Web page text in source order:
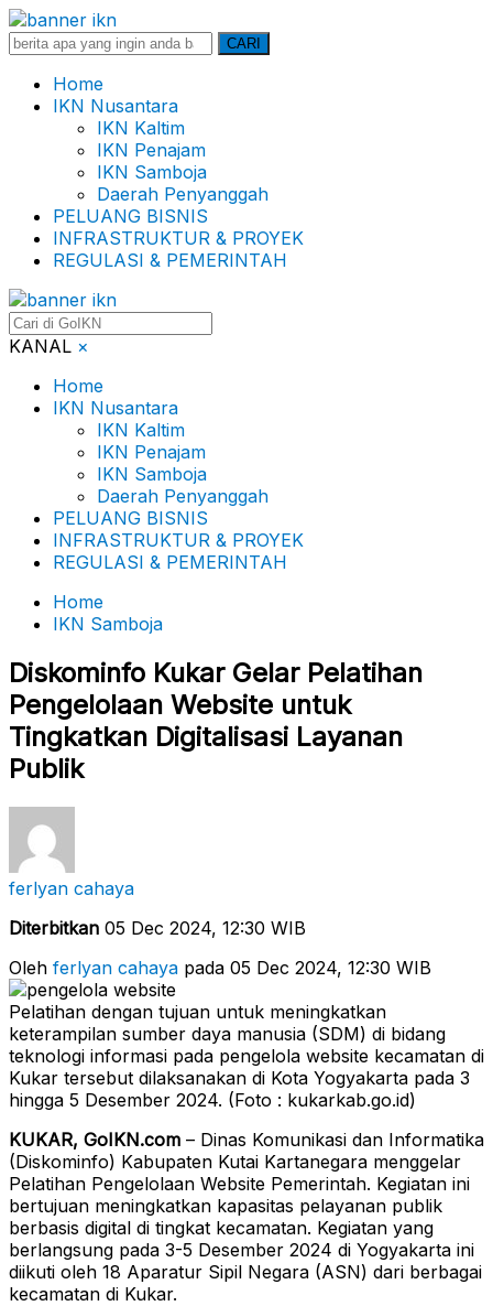
Search
CARI
Home
IKN Nusantara
IKN Kaltim
IKN Penajam
IKN Samboja
Daerah Penyanggah
PELUANG BISNIS
INFRASTRUKTUR & PROYEK
REGULASI & PEMERINTAH
KANAL ×
Home
IKN Nusantara
IKN Kaltim
IKN Penajam
IKN Samboja
Daerah Penyanggah
PELUANG BISNIS
INFRASTRUKTUR & PROYEK
REGULASI & PEMERINTAH
Home
IKN Samboja
Diskominfo Kukar Gelar Pelatihan
Pengelolaan Website untuk
Tingkatkan Digitalisasi Layanan
Publik
ferlyan cahaya
Diterbitkan 05 Dec 2024, 12:30 WIB
Oleh ferlyan cahaya pada 05 Dec 2024, 12:30 WIB
Pelatihan dengan tujuan untuk meningkatkan
keterampilan sumber daya manusia (SDM) di bidang
teknologi informasi pada pengelola website kecamatan di
Kukar tersebut dilaksanakan di Kota Yogyakarta pada 3
hingga 5 Desember 2024. (Foto : kukarkab.go.id)
KUKAR, GoIKN.com – Dinas Komunikasi dan Informatika
(Diskominfo) Kabupaten Kutai Kartanegara menggelar
Pelatihan Pengelolaan Website Pemerintah. Kegiatan ini
bertujuan meningkatkan kapasitas pelayanan publik
berbasis digital di tingkat kecamatan. Kegiatan yang
berlangsung pada 3-5 Desember 2024 di Yogyakarta ini
diikuti oleh 18 Aparatur Sipil Negara (ASN) dari berbagai
kecamatan di Kukar.